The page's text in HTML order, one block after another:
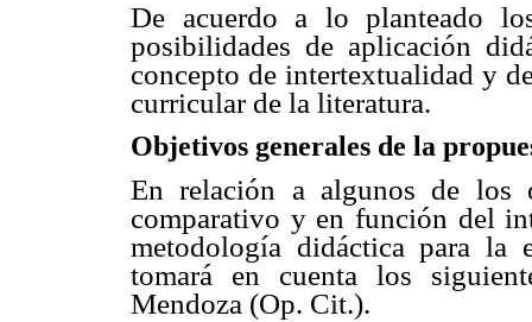
De acuerdo a lo planteado
posibilidades de aplicación
concepto de intertextualidad y
curricular de la literatura.
Objetivos generales de la
En relación a algunos de los
comparativo y en función del
metodología didáctica para la
tomará en cuenta los
Mendoza (Op. Cit.).